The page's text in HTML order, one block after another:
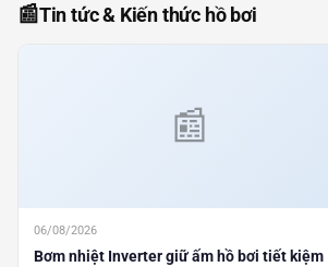
📰Tin tức & Kiến thức hồ bơi
06/08/2026
Bơm nhiệt Inverter giữ ấm hồ bơi tiết kiệm